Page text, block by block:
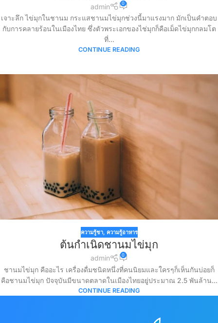
admin 0
เจาะลึก ไข่มุกในชานม กระแสชานมไข่มุกช่วงนี้มาแรงมาก มักเป็นคำตอบ
กับการคลายร้อนในเมืองไทย ซึ่งตัวพระเอกของไช่มุกก็คือเม็ดไข่มุกกลมโต
ที่...
CONTINUE READING
ความรู้ชา, ความรู้อาหาร
ต้นกำเนิดชานมไข่มุก
admin 0
ชานมไข่มุก คืออะไร เครื่องดื่มชนิดหนึ่งที่คนนิยมและใครๆก็เห็นกันบ่อยก็
คือชานมไข่มุก ปัจจุบันมีขนาดตลาดในเมืองไทยอยู่ประมาณ 2.5 พันล้าน...
CONTINUE READING